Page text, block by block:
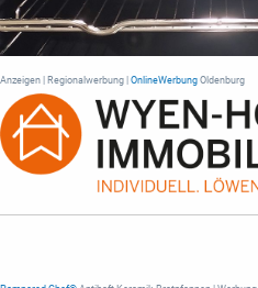
Anzeigen | Regionalwerbung | OnlineWerbung Oldenburg